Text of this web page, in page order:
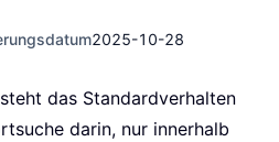
2025-10-28
das Standardverhalten
darin, nur innerhalb